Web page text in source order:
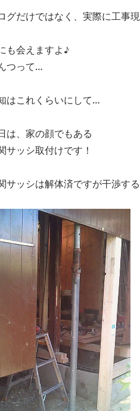
グだけではなく、実際に工事
も会えますよ♪
つって…
はこれくらいにして…
は、家の顔でもある
サッシ取付けです！
サッシは解体済ですが干渉する